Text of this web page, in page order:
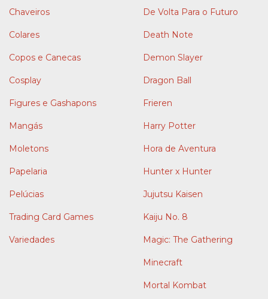
Chaveiros
Colares
Copos e Canecas
Cosplay
Figures e Gashapons
Mangás
Moletons
Papelaria
Pelúcias
Trading Card Games
Variedades
De Volta Para o Futuro
Death Note
Demon Slayer
Dragon Ball
Frieren
Harry Potter
Hora de Aventura
Hunter x Hunter
Jujutsu Kaisen
Kaiju No. 8
Magic: The Gathering
Minecraft
Mortal Kombat